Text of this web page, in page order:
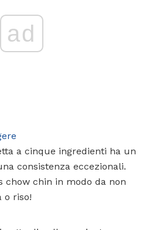
ad
a cinque ingredienti ha un
consistenza eccezionali.
chow chin in modo da non
o riso!